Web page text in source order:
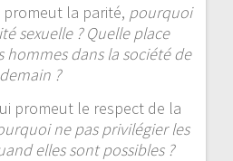
la parité, pourquoi
sexuelle ? Quelle place
hommes dans la société de
demain ?
promeut le respect de la
ne pas privilégier les
elles sont possibles ?